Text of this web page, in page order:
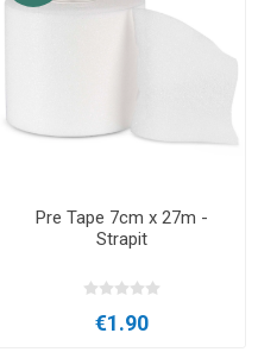
Pre Tape 7cm x 27m -
Strapit
€1.90